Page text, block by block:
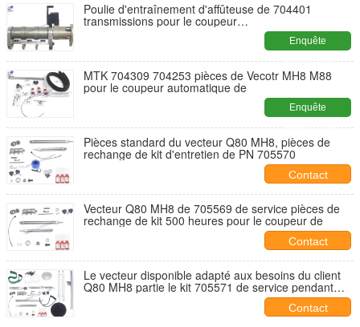
Poulie d'entraînement d'affûteuse de 704401
transmissions pour le coupeur
Enquête
maintenant
MTK 704309 704253 pièces de Vecotr MH8 M88
pour le coupeur automatique de
Enquête
maintenant
Pièces standard du vecteur Q80 MH8, pièces de
rechange de kit d'entretien de PN 705570
Contact
Vecteur Q80 MH8 de 705569 de service pièces de
rechange de kit 500 heures pour le coupeur de
Contact
Le vecteur disponible adapté aux besoins du client
Q80 MH8 partie le kit 705571 de service pendant
Contact